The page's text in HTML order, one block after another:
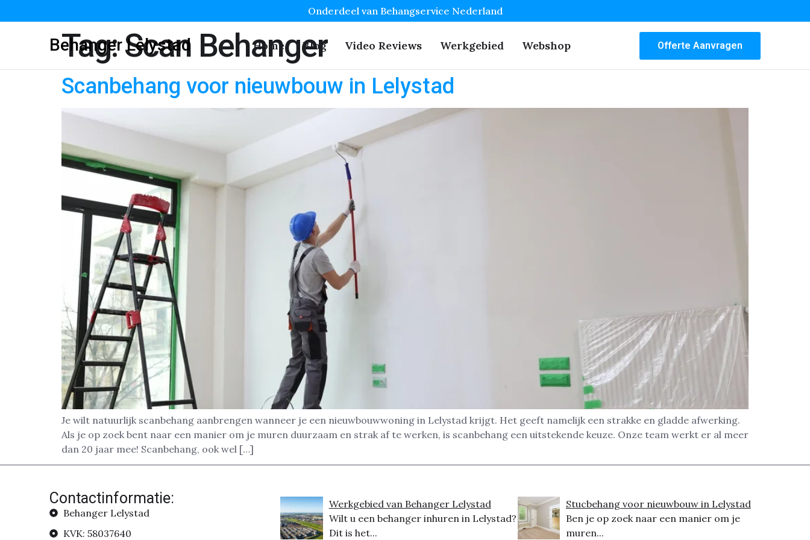
Onderdeel van Behangservice Nederland
Behanger Lelystad Home Blog Video Reviews Werkgebied Webshop Offerte Aanvragen
Tag:Scan Behanger
Scanbehang voor nieuwbouw in Lelystad
Je wilt natuurlijk scanbehang aanbrengen wanneer je een nieuwbouwwoning in Lelystad krijgt. Het geeft namelijk een strakke en gladde afwerking.
Als je op zoek bent naar een manier om je muren duurzaam en strak af te werken, is scanbehang een uitstekende keuze. Onze team werkt er al meer
dan 20 jaar mee! Scanbehang, ook wel […]
Contactinformatie:
Behanger Lelystad
KVK: 58037640
Werkgebied van Behanger Lelystad
Wilt u een behanger inhuren in Lelystad?
Dit is het...
Stucbehang voor nieuwbouw in Lelystad
Ben je op zoek naar een manier om je
muren...